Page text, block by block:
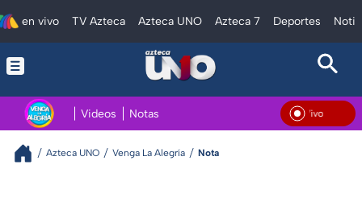
en vivo TV Azteca Azteca UNO Azteca 7 Deportes
Videos Notas En Vivo
Azteca UNO Venga La Alegría Nota